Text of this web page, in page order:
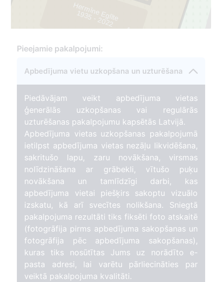
3
Hermīne Eglīte
2
Pieejamie pakalpojumi:
Apbedījuma vietu uzkopšana un uzturēšana
Piedāvājam veikt apbedījuma vietas
ģenerālās uzkopšanas vai regulārās
uzturēšanas pakalpojumu kapsētās Latvijā.
Apbedījuma vietas uzkopšanas pakalpojumā
ietilpst apbedījuma vietas nezāļu likvidēšana,
sakritušo lapu, zaru novākšana, virsmas
nolīdzināšana ar grābekli, vītušo puķu
novākšana un tamlīdzīgi darbi, kas
apbedījuma vietai piešķirs sakoptu vizuālo
izskatu, kā arī svecītes nolikšana. Sniegtā
pakalpojuma rezultāti tiks fiksēti foto atskaitē
(fotogrāfija pirms apbedījuma sakopšanas un
fotogrāfija pēc apbedījuma sakopšanas),
kuras tiks nosūtītas Jums uz norādīto e-
pasta adresi, lai varētu pārliecināties par
veiktā pakalpojuma kvalitāti.